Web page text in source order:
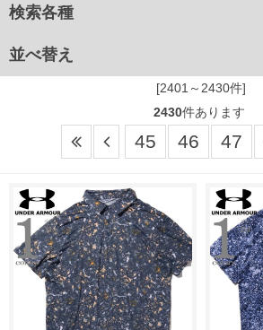
検索各種
並べ替え
[2401～2430件]
2430件あります
45 46 47